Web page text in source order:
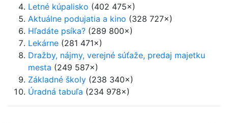
Letné kúpalisko (402 475×)
Aktuálne podujatia a kino (328 727×)
Hľadáte psíka? (289 800×)
Lekárne (281 471×)
Dražby, nájmy, verejné súťaže, predaj majetku
mesta (249 587×)
Základné školy (238 340×)
Úradná tabuľa (234 978×)